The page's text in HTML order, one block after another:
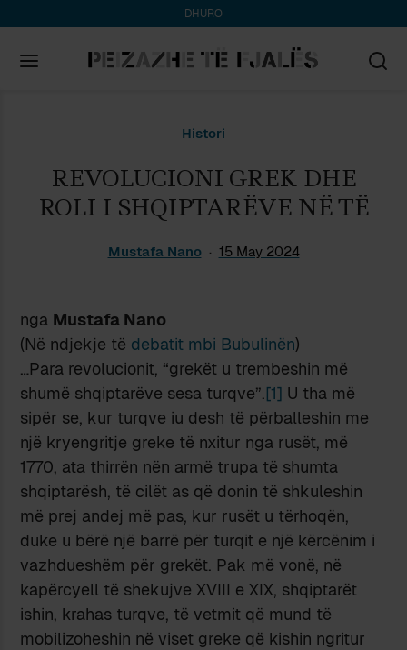
DHURO
Histori
REVOLUCIONI GREK DHE
ROLI I SHQIPTARËVE NË TË
Mustafa Nano 15 May 2024
nga Mustafa Nano
(Në ndjekje të debatit mbi Bubulinën)
…Para revolucionit, “grekët u trembeshin më
shumë shqiptarëve sesa turqve”.[1] U tha më
sipër se, kur turqve iu desh të përballeshin me
një kryengritje greke të nxitur nga rusët, më
1770, ata thirrën nën armë trupa të shumta
shqiptarësh, të cilët as që donin të shkuleshin
më prej andej më pas, kur rusët u tërhoqën,
duke u bërë një barrë për turqit e një kërcënim i
vazhdueshëm për grekët. Pak më vonë, në
kapërcyell të shekujve XVIII e XIX, shqiptarët
ishin, krahas turqve, të vetmit që mund të
mobilizoheshin në viset greke që kishin ngritur